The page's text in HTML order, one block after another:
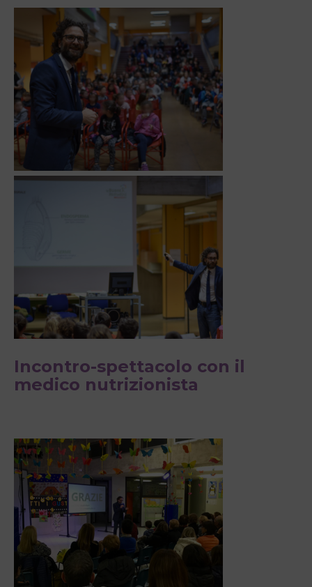
Incontro-spettacolo con il
medico nutrizionista